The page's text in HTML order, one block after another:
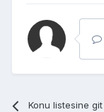
Konu listesine git